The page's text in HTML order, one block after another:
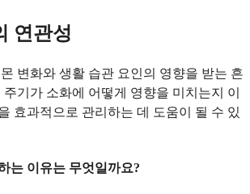
연관성
변화와 생활 습관 요인의 영향을 받는 흔
기가 소화에 어떻게 영향을 미치는지 이
효과적으로 관리하는 데 도움이 될 수 있
는 이유는 무엇일까요?